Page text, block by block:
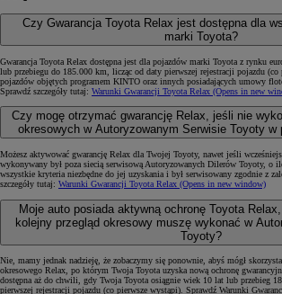
Czy Gwarancja Toyota Relax jest dostępna dla
marki Toyota?
Gwarancja Toyota Relax dostępna jest dla pojazdów marki Toyota z rynku
lub przebiegu do 185.000 km, licząc od daty pierwszej rejestracji pojazdu (co
pojazdów objętych programem KINTO oraz innych posiadających umowy
Sprawdź szczegóły tutaj: Warunki Gwarancji Toyota Relax (Opens in new
Czy mogę otrzymać gwarancję Relax, jeśli nie
okresowych w Autoryzowanym Serwisie Toyoty w
Możesz aktywować gwarancję Relax dla Twojej Toyoty, nawet jeśli
wykonywany był poza siecią serwisową Autoryzowanych Dilerów Toyoty, o
wszystkie kryteria niezbędne do jej uzyskania i był serwisowany zgodnie z
szczegóły tutaj: Warunki Gwarancji Toyota Relax (Opens in new window)
Moje auto posiada aktywną ochronę Toyota
kolejny przegląd okresowy muszę wykonać w
Toyoty?
Nie, mamy jednak nadzieję, że zobaczymy się ponownie, abyś mógł
okresowego Relax, po którym Twoja Toyota uzyska nową ochronę
dostępna aż do chwili, gdy Twoja Toyota osiągnie wiek 10 lat lub przebieg
pierwszej rejestracji pojazdu (co pierwsze wystąpi). Sprawdź Warunki